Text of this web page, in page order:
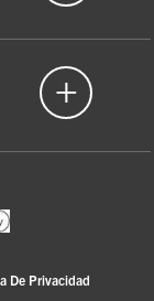
De Privacidad